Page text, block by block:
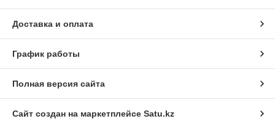
Доставка и оплата
График работы
Полная версия сайта
Сайт создан на маркетплейсе Satu.kz